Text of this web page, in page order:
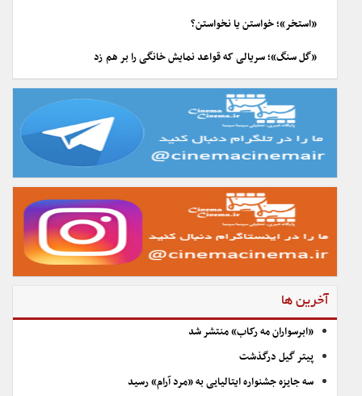
«استخر»؛ خواستن یا نخواستن؟
«گل سنگ»؛ سریالی که قواعد نمایش خانگی را بر هم زد
آخرین ها
«ابرسواران مه رکاب» منتشر شد
پیتر گیل درگذشت
سه جایزه جشنواره ایتالیایی به «مرد آرام» رسید